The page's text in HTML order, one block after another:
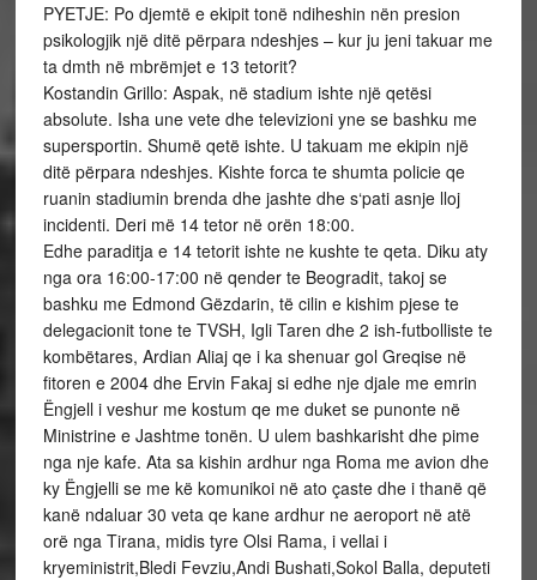
PYETJE: Po djemtë e ekipit tonë ndiheshin nën presion
psikologjik një ditë përpara ndeshjes – kur ju jeni takuar me
ta dmth në mbrëmjet e 13 tetorit?
Kostandin Grillo: Aspak, në stadium ishte një qetësi
absolute. Isha une vete dhe televizioni yne se bashku me
supersportin. Shumë qetë ishte. U takuam me ekipin një
ditë përpara ndeshjes. Kishte forca te shumta policie qe
ruanin stadiumin brenda dhe jashte dhe s‘pati asnje lloj
incidenti. Deri më 14 tetor në orën 18:00.
Edhe paraditja e 14 tetorit ishte ne kushte te qeta. Diku aty
nga ora 16:00-17:00 në qender te Beogradit, takoj se
bashku me Edmond Gëzdarin, të cilin e kishim pjese te
delegacionit tone te TVSH, Igli Taren dhe 2 ish-futbolliste te
kombëtares, Ardian Aliaj qe i ka shenuar gol Greqise në
fitoren e 2004 dhe Ervin Fakaj si edhe nje djale me emrin
Ëngjell i veshur me kostum qe me duket se punonte në
Ministrine e Jashtme tonën. U ulem bashkarisht dhe pime
nga nje kafe. Ata sa kishin ardhur nga Roma me avion dhe
ky Ëngjelli se me kë komunikoi në ato çaste dhe i thanë që
kanë ndaluar 30 veta qe kane ardhur ne aeroport në atë
orë nga Tirana, midis tyre Olsi Rama, i vellai i
kryeministrit,Bledi Fevziu,Andi Bushati,Sokol Balla, deputeti